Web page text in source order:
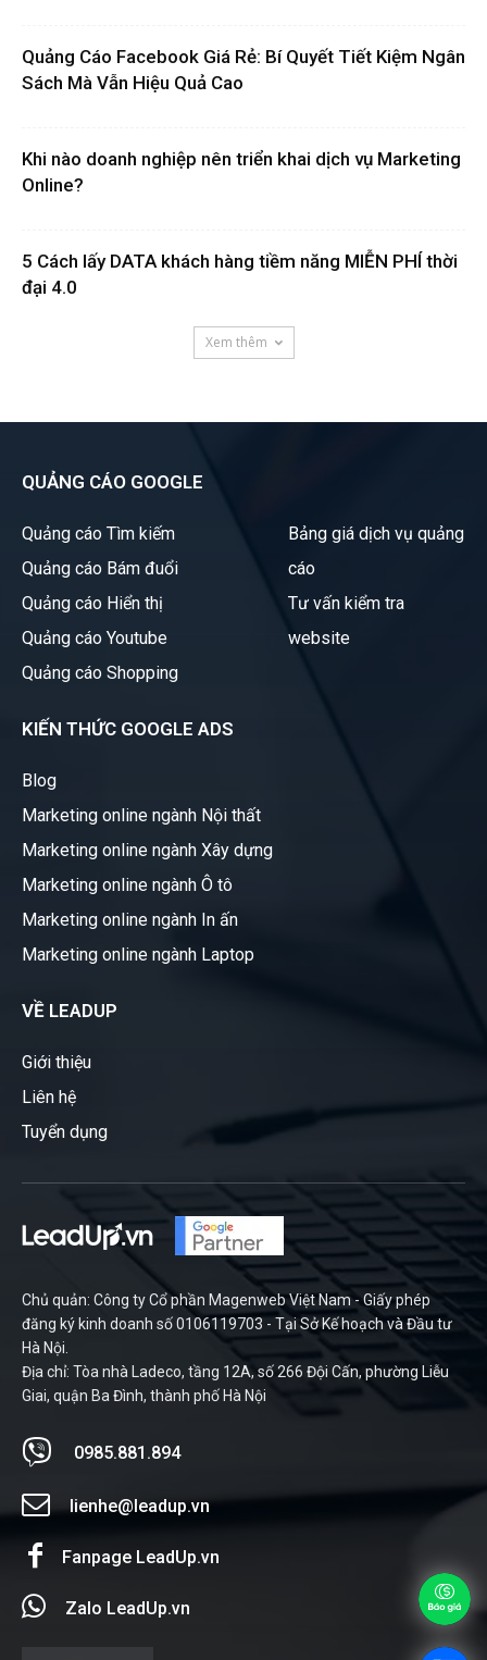
Quảng Cáo Facebook Giá Rẻ: Bí Quyết Tiết Kiệm Ngân
Sách Mà Vẫn Hiệu Quả Cao
Khi nào doanh nghiệp nên triển khai dịch vụ Marketing
Online?
5 Cách lấy DATA khách hàng tiềm năng MIỄN PHÍ thời
đại 4.0
Xem thêm
QUẢNG CÁO GOOGLE
Quảng cáo Tìm kiếm
Quảng cáo Bám đuổi
Quảng cáo Hiển thị
Quảng cáo Youtube
Quảng cáo Shopping
Bảng giá dịch vụ quảng
cáo
Tư vấn kiểm tra
website
KIẾN THỨC GOOGLE ADS
Blog
Marketing online ngành Nội thất
Marketing online ngành Xây dựng
Marketing online ngành Ô tô
Marketing online ngành In ấn
Marketing online ngành Laptop
VỀ LEADUP
Giới thiệu
Liên hệ
Tuyển dụng
Chủ quản: Công ty Cổ phần Magenweb Việt Nam - Giấy phép
đăng ký kinh doanh số 0106119703 - Tại Sở Kế hoạch và Đầu tư
Hà Nội.
Địa chỉ: Tòa nhà Ladeco, tầng 12A, số 266 Đội Cấn, phường Liễu
Giai, quận Ba Đình, thành phố Hà Nội
0985.881.894
lienhe@leadup.vn
Fanpage LeadUp.vn
Zalo LeadUp.vn